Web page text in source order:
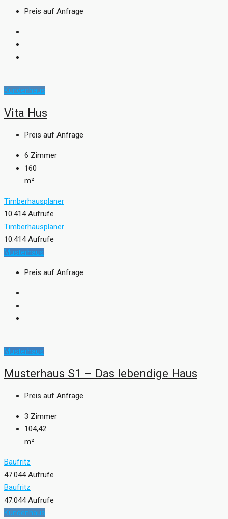
Preis auf Anfrage
Kundenhaus
Vita Hus
Preis auf Anfrage
6 Zimmer
160
m²
Timberhausplaner
10.414 Aufrufe
Timberhausplaner
10.414 Aufrufe
Musterhaus
Preis auf Anfrage
Musterhaus
Musterhaus S1 – Das lebendige Haus
Preis auf Anfrage
3 Zimmer
104,42
m²
Baufritz
47.044 Aufrufe
Baufritz
47.044 Aufrufe
Kundenhaus